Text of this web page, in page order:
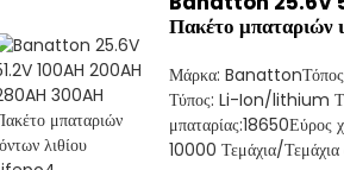
Πακέτο μπαταριών
Μάρκα: BanattonΤόπος
Τύπος: Li-Ion/lithium
10000 Τεμάχια/Τεμάχια